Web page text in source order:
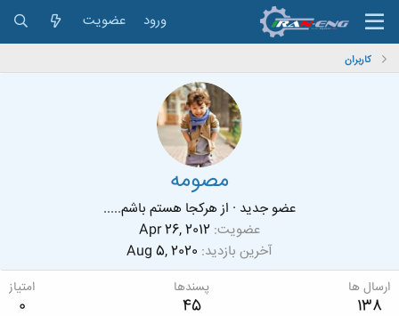
ورود عضویت
کاربران
مصومه
عضو جدید · ازهرکجا هستم باشم.....
عضویت Apr 26, 2012
آخرین بازدید Aug 5, 2020
ارسال ها
138
پسندها
45
امتیاز
0